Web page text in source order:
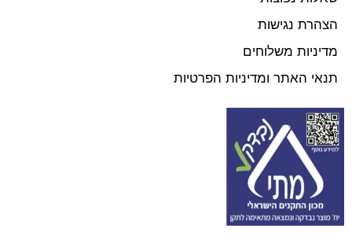
הצהרת נגישות
מדיניות משלוחים
תנאי האתר ומדיניות הפרטיות